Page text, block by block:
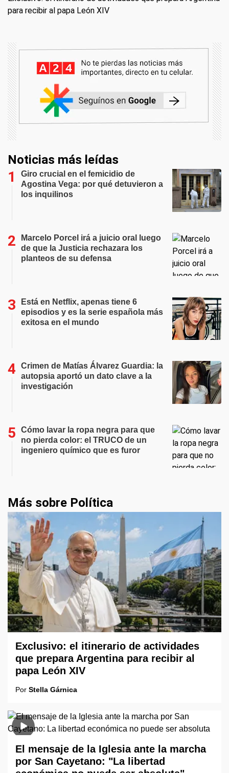
para recibir al papa León XIV
Noticias más leídas
Giro crucial en el femicidio de
Agostina Vega: por qué detuvieron a
los inquilinos
Marcelo Porcel irá a juicio oral luego
de que la Justicia rechazara los
planteos de su defensa
Está en Netflix, apenas tiene 6
episodios y es la serie española más
exitosa en el mundo
Crimen de Matías Álvarez Guardia: la
autopsia aportó un dato clave a la
investigación
Cómo lavar la ropa negra para que
no pierda color: el TRUCO de un
ingeniero químico que es furor
Más sobre Política
Exclusivo: el itinerario de actividades
que prepara Argentina para recibir al
papa León XIV
Por Stella Gárnica
El mensaje de la Iglesia ante la marcha
por San Cayetano: "La libertad